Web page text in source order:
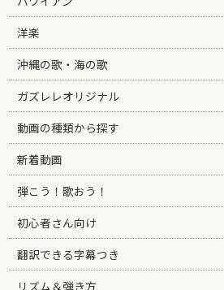
洋楽
沖縄の歌・海の歌
ガズレレオリジナル
動画の種類から探す
新着動画
弾こう！歌おう！
初心者さん向け
翻訳できる字幕つき
リズム＆弾き方